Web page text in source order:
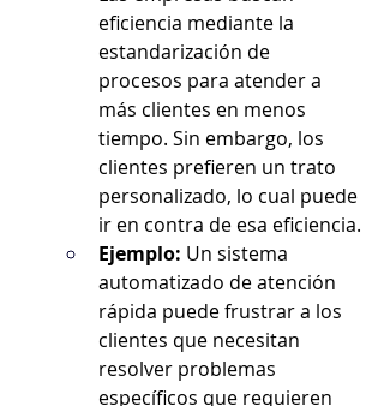
eficiencia mediante la
estandarización de
procesos para atender a
más clientes en menos
tiempo. Sin embargo, los
clientes prefieren un trato
personalizado, lo cual puede
ir en contra de esa eficiencia.
Ejemplo: Un sistema
automatizado de atención
rápida puede frustrar a los
clientes que necesitan
resolver problemas
específicos que requieren